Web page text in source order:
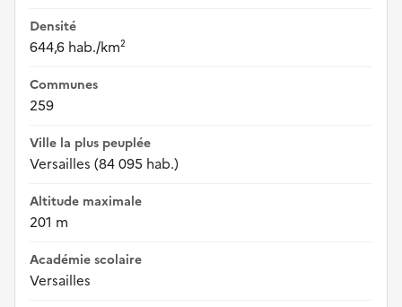
Densité
644,6 hab./km²
Communes
259
Ville la plus peuplée
Versailles (84 095 hab.)
Altitude maximale
201 m
Académie scolaire
Versailles